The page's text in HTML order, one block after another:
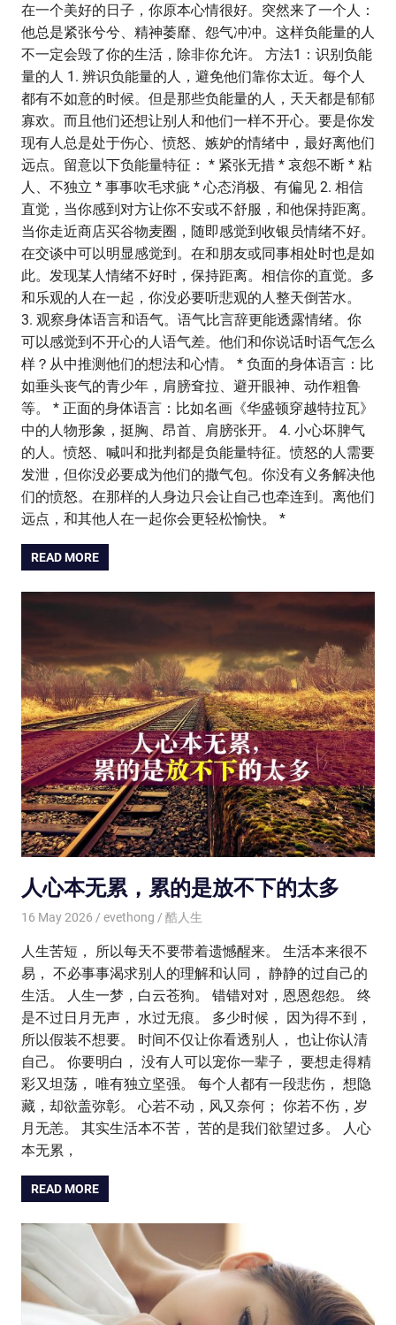
在一个美好的日子，你原本心情很好。突然来了一个人：
他总是紧张兮兮、精神萎靡、怨气冲冲。这样负能量的人
不一定会毁了你的生活，除非你允许。 方法1：识别负能
量的人 1. 辨识负能量的人，避免他们靠你太近。每个人
都有不如意的时候。但是那些负能量的人，天天都是郁郁
寡欢。而且他们还想让别人和他们一样不开心。要是你发
现有人总是处于伤心、愤怒、嫉妒的情绪中，最好离他们
远点。留意以下负能量特征： * 紧张无措 * 哀怨不断 * 粘
人、不独立 * 事事吹毛求疵 * 心态消极、有偏见 2. 相信
直觉，当你感到对方让你不安或不舒服，和他保持距离。
当你走近商店买谷物麦圈，随即感觉到收银员情绪不好。
在交谈中可以明显感觉到。在和朋友或同事相处时也是如
此。发现某人情绪不好时，保持距离。相信你的直觉。多
和乐观的人在一起，你没必要听悲观的人整天倒苦水。
3. 观察身体语言和语气。语气比言辞更能透露情绪。你
可以感觉到不开心的人语气差。他们和你说话时语气怎么
样？从中推测他们的想法和心情。 * 负面的身体语言：比
如垂头丧气的青少年，肩膀耷拉、避开眼神、动作粗鲁
等。 * 正面的身体语言：比如名画《华盛顿穿越特拉瓦》
中的人物形象，挺胸、昂首、肩膀张开。 4. 小心坏脾气
的人。愤怒、喊叫和批判都是负能量特征。愤怒的人需要
发泄，但你没必要成为他们的撒气包。你没有义务解决他
们的愤怒。在那样的人身边只会让自己也牵连到。离他们
远点，和其他人在一起你会更轻松愉快。 *
READ MORE
人心本无累，累的是放不下的太多
16 May 2026 evethong 酷人生
人生苦短， 所以每天不要带着遗憾醒来。 生活本来很不
易， 不必事事渴求别人的理解和认同， 静静的过自己的
生活。 人生一梦，白云苍狗。 错错对对，恩恩怨怨。 终
是不过日月无声， 水过无痕。 多少时候， 因为得不到，
所以假装不想要。 时间不仅让你看透别人， 也让你认清
自己。 你要明白， 没有人可以宠你一辈子， 要想走得精
彩又坦荡， 唯有独立坚强。 每个人都有一段悲伤， 想隐
藏，却欲盖弥彰。 心若不动，风又奈何； 你若不伤，岁
月无恙。 其实生活本不苦， 苦的是我们欲望过多。 人心
本无累，
READ MORE